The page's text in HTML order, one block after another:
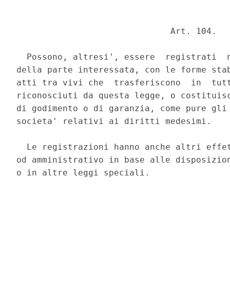
                              Art. 104.
Possono, altresi', essere  registrati
della parte interessata, con le forme
atti tra vivi che  trasferiscono  in
riconosciuti da questa legge, o
di godimento o di garanzia, come
societa' relativi ai diritti medesimi.
Le registrazioni hanno anche altri
od amministrativo in base alle